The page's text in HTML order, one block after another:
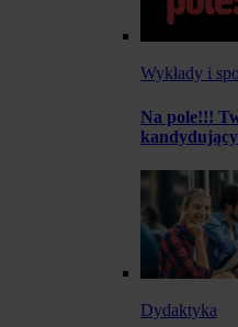
Wykłady i
Na pole!!!
Dydaktyka